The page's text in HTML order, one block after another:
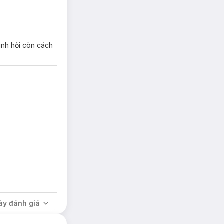
Body
+ Vitamin C &
hỏi còn cách
đánh giá